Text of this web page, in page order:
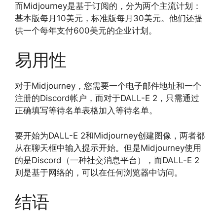
而Midjourney是基于订阅的，分为两个主流计划：
基本版每月10美元，标准版每月30美元。他们还提
供一个每年支付600美元的企业计划。
易用性
对于Midjourney，您需要一个电子邮件地址和一个
注册的Discord帐户，而对于DALL-E 2，只需通过
正确填写等待名单表格加入等待名单。
要开始为DALL-E 2和Midjourney创建图像，两者都
从在聊天框中输入提示开始。但是Midjourney使用
的是Discord（一种社交消息平台），而DALL-E 2
则是基于网络的，可以在任何浏览器中访问。
结语